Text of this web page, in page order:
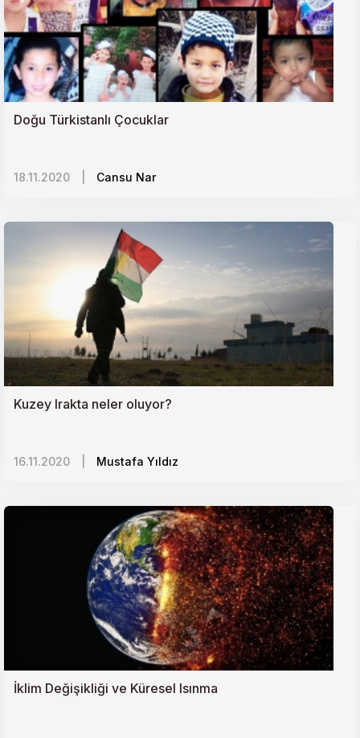
Doğu Türkistanlı Çocuklar
18.11.2020 Cansu Nar
Kuzey Irakta neler oluyor?
16.11.2020 Mustafa Yıldız
İklim Değişikliği ve Küresel Isınma